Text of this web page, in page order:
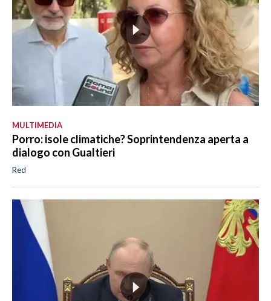
MULTIMEDIA
Porro: isole climatiche? Soprintendenza aperta a
dialogo con Gualtieri
Red